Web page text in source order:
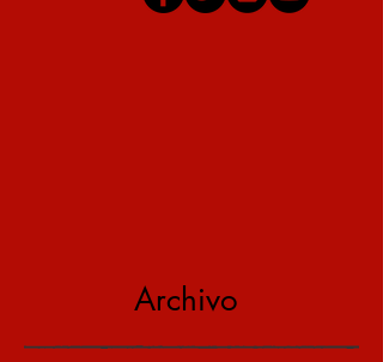
Archivo